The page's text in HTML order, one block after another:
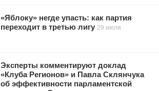
«Яблоку» негде упасть: как партия
переходит в третью лигу 29 июля
Эксперты комментируют доклад
«Клуба Регионов» и Павла Склянчука
об эффективности парламентской